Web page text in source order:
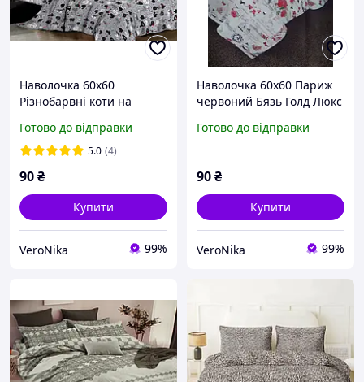
Наволочка 60х60
Різнобарвні коти на
Готово до відправки
5.0 (4)
90₴
Купити
VeroNika 99%
Наволочка 60х60 Париж
червоний Бязь Голд Люкс
Готово до відправки
90₴
Купити
VeroNika 99%